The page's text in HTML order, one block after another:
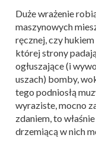
Duże wrażenie
maszynowych
ręcznej, czy hukiem
której strony
ogłuszające (i
uszach) bomby,
tego podniosłą
wyraziste, mocno
zdaniem, to
drzemiącą w nich